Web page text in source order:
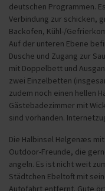
deutschen Programmen.
Verbindung zur schicken,
Backofen, Kühl-/
Auf der unteren Ebene
Dusche und Zugang zur
mit Doppelbett und
zwei Einzelbetten
zudem noch einen hellen
Gästebadezimmer mit
sind vorhanden.
Die Halbinsel Helgenæs
Outdoor-Freunde, die
angeln. Es ist nicht weit
Städtchen Ebeltoft mit
Autofahrt entfernt. Gute